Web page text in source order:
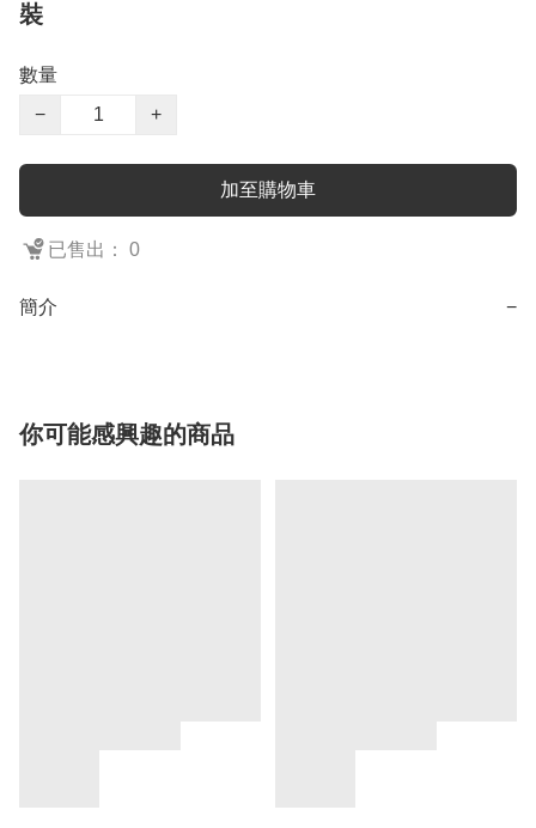
裝
數量
−
+
加至購物車
已售出： 0
簡介 −
你可能感興趣的商品